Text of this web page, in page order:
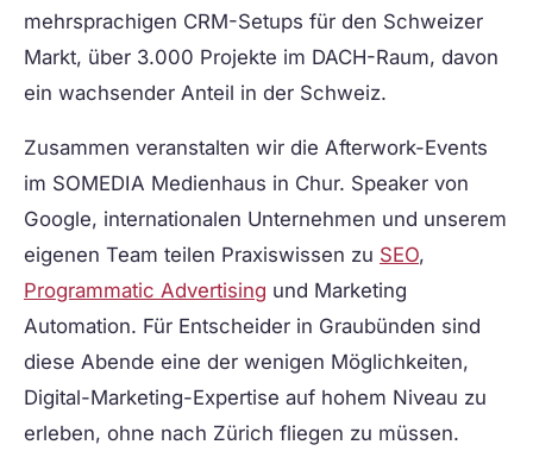
mehrsprachigen CRM-Setups für den Schweizer
Markt, über 3.000 Projekte im DACH-Raum, davon
ein wachsender Anteil in der Schweiz.
Zusammen veranstalten wir die Afterwork-Events
im SOMEDIA Medienhaus in Chur. Speaker von
Google, internationalen Unternehmen und unserem
eigenen Team teilen Praxiswissen zu SEO,
Programmatic Advertising und Marketing
Automation. Für Entscheider in Graubünden sind
diese Abende eine der wenigen Möglichkeiten,
Digital-Marketing-Expertise auf hohem Niveau zu
erleben, ohne nach Zürich fliegen zu müssen.